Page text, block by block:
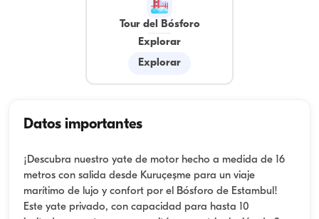
Tour del Bósforo
Explorar
Explorar
Datos importantes
¡Descubra nuestro yate de motor hecho a medida de 16
metros con salida desde Kuruçeşme para un viaje
marítimo de lujo y confort por el Bósforo de Estambul!
Este yate privado, con capacidad para hasta 10